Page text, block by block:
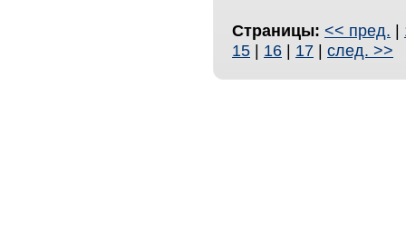
Страницы: << пред. |
15 | 16 | 17 | след. >>